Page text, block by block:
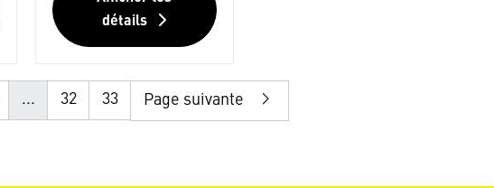
détails
... 32 33 Page suivante